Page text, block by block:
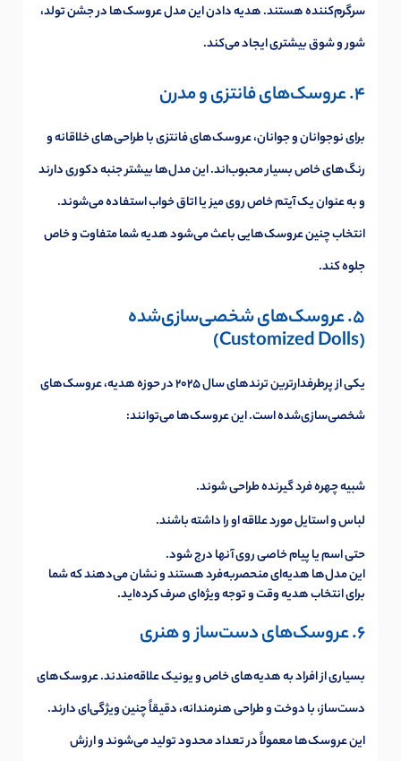
سرگرم‌کننده هستند. هدیه دادن این مدل عروسک‌ها در جشن تولد،
شور و شوق بیشتری ایجاد می‌کند.
4. عروسک‌های فانتزی و مدرن
برای نوجوانان و جوانان، عروسک‌های فانتزی با طراحی‌های خلاقانه و
رنگ‌های خاص بسیار محبوب‌اند. این مدل‌ها بیشتر جنبه دکوری دارند
و به عنوان یک آیتم خاص روی میز یا اتاق خواب استفاده می‌شوند.
انتخاب چنین عروسک‌هایی باعث می‌شود هدیه شما متفاوت و خاص
جلوه کند.
5. عروسک‌های شخصی‌سازی‌شده
(Customized Dolls)
یکی از پرطرفدارترین ترندهای سال ۲۰۲۵ در حوزه هدیه، عروسک‌های
شخصی‌سازی‌شده است. این عروسک‌ها می‌توانند:
شبیه چهره فرد گیرنده طراحی شوند.
لباس و استایل مورد علاقه او را داشته باشند.
حتی اسم یا پیام خاصی روی آنها درج شود.
این مدل‌ها هدیه‌ای منحصربه‌فرد هستند و نشان می‌دهند که شما
برای انتخاب هدیه وقت و توجه ویژه‌ای صرف کرده‌اید.
6. عروسک‌های دست‌ساز و هنری
بسیاری از افراد به هدیه‌های خاص و یونیک علاقه‌مندند. عروسک‌های
دست‌ساز، با دوخت و طراحی هنرمندانه، دقیقاً چنین ویژگی‌ای دارند.
این عروسک‌ها معمولاً در تعداد محدود تولید می‌شوند و ارزش